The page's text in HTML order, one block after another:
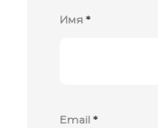
Имя *
Email *